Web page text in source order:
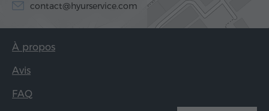
contact@hyurservice.com
À propos
Avis
FAQ